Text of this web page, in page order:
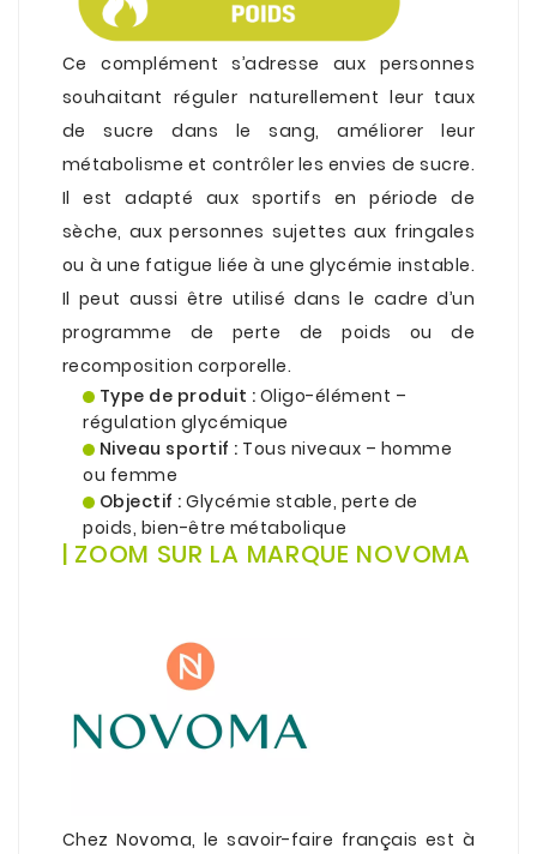
Ce complément s’adresse aux personnes
souhaitant réguler naturellement leur taux
de sucre dans le sang, améliorer leur
métabolisme et contrôler les envies de sucre.
Il est adapté aux sportifs en période de
sèche, aux personnes sujettes aux fringales
ou à une fatigue liée à une glycémie instable.
Il peut aussi être utilisé dans le cadre d’un
programme de perte de poids ou de
recomposition corporelle.
Type de produit : Oligo-élément –
régulation glycémique
Niveau sportif : Tous niveaux – homme
ou femme
Objectif : Glycémie stable, perte de
poids, bien-être métabolique
| ZOOM SUR LA MARQUE NOVOMA
ChezNovoma, le savoir-faire français est à